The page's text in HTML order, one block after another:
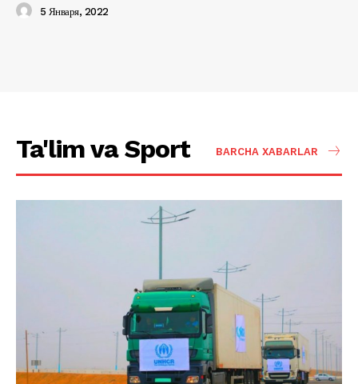
5 Января, 2022
Ta'lim va Sport BARCHA XABARLAR